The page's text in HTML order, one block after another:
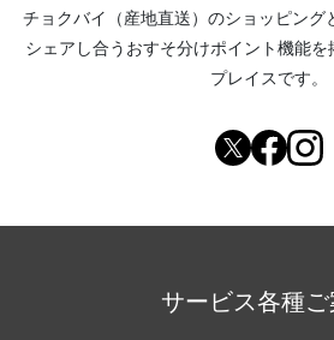
チョクバイ（産地直送） のショッピング
シェアし合う おすそ分けポイント機能を
プレイスです。
サービス各種